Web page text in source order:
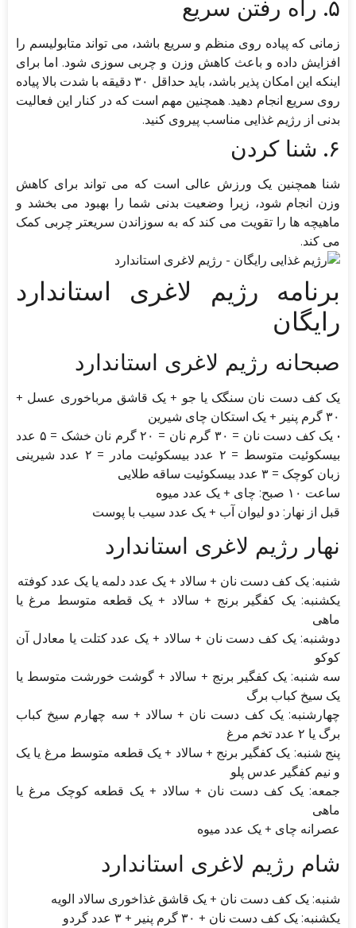
۵. راه رفتن سریع
زمانی که پیاده روی منظم و سریع باشد، می تواند متابولیسم را
افزایش داده و باعث کاهش وزن و چربی سوزی شود. اما برای
اینکه این امکان پذیر باشد، باید حداقل ۳۰ دقیقه با شدت بالا پیاده
روی سریع انجام دهید. همچنین مهم است که در کنار این فعالیت
بدنی از رژیم غذایی مناسب پیروی کنید.
۶. شنا کردن
شنا همچنین یک ورزش عالی است که می تواند برای کاهش
وزن انجام شود، زیرا وضعیت بدنی شما را بهبود می بخشد و
ماهیچه ها را تقویت می کند که به سوزاندن سریعتر چربی کمک
می کند.
برنامه رژیم لاغری استاندارد
رایگان
صبحانه رژیم لاغری استاندارد
یک کف دست نان سنگک یا جو + یک قاشق مرباخوری عسل +
۳۰ گرم پنیر + یک استکان چای شیرین
• یک کف دست نان = ۳۰ گرم نان = ۲۰ گرم نان خشک = ۵ عدد
بیسکوئیت متوسط = ۲ عدد بیسکوئیت مادر = ۲ عدد شیرینی
زبان کوچک = ۳ عدد بیسکوئیت ساقه طلایی
ساعت ۱۰ صبح: چای + یک عدد میوه
قبل از نهار: دو لیوان آب + یک عدد سیب با پوست
نهار رژیم لاغری استاندارد
شنبه: یک کف دست نان + سالاد + یک عدد دلمه یا یک عدد کوفته
یکشنبه: یک کفگیر برنج + سالاد + یک قطعه متوسط مرغ یا
ماهی
دوشنبه: یک کف دست نان + سالاد + یک عدد کتلت یا معادل آن
کوکو
سه شنبه: یک کفگیر برنج + سالاد + گوشت خورشت متوسط یا
یک سیخ کباب برگ
چهارشنبه: یک کف دست نان + سالاد + سه چهارم سیخ کباب
برگ یا ۲ عدد تخم مرغ
پنج شنبه: یک کفگیر برنج + سالاد + یک قطعه متوسط مرغ یا یک
و نیم کفگیر عدس پلو
جمعه: یک کف دست نان + سالاد + یک قطعه کوچک مرغ یا
ماهی
عصرانه چای + یک عدد میوه
شام رژیم لاغری استاندارد
شنبه: یک کف دست نان + یک قاشق غذاخوری سالاد الویه
یکشنبه: یک کف دست نان + ۳۰ گرم پنیر + ۳ عدد گردو